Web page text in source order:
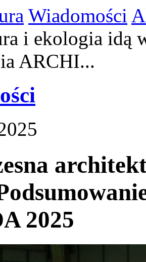
Wiadomości
i ekologia idą
ARCHI...
2025